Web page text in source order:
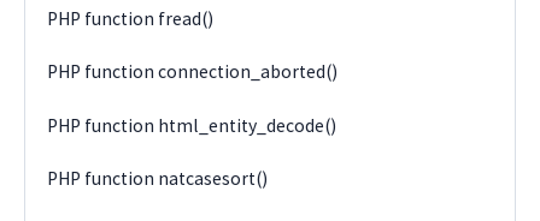
PHP function fread()
PHP function connection_aborted()
PHP function html_entity_decode()
PHP function natcasesort()